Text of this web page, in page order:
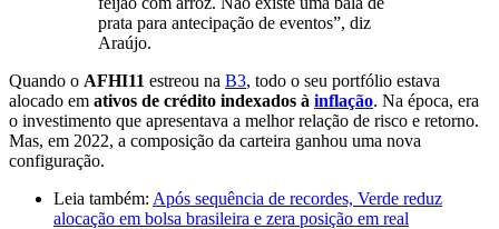
prata para antecipação de eventos”, diz
Araújo.
Quando o AFHI11 estreou na B3, todo o seu portfólio estava
alocado em ativos de crédito indexados à inflação. Na época, era
o investimento que apresentava a melhor relação de risco e retorno.
Mas, em 2022, a composição da carteira ganhou uma nova
configuração.
Leia também: Após sequência de recordes, Verde reduz
alocação em bolsa brasileira e zera posição em real